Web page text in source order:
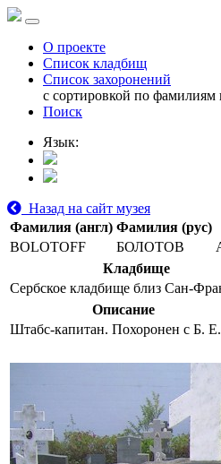
О проекте
Список кладбищ
Список захоронений
с сортировкой по фамилиям
Поиск
Язык:
Назад на сайт музея
Фамилия (англ) Фамилия (рус)
BOLOTOFF
БОЛОТОВ
Кладбище
Сербское кладбище близ Сан-
Описание
Штабс-капитан. Похоронен с Б.